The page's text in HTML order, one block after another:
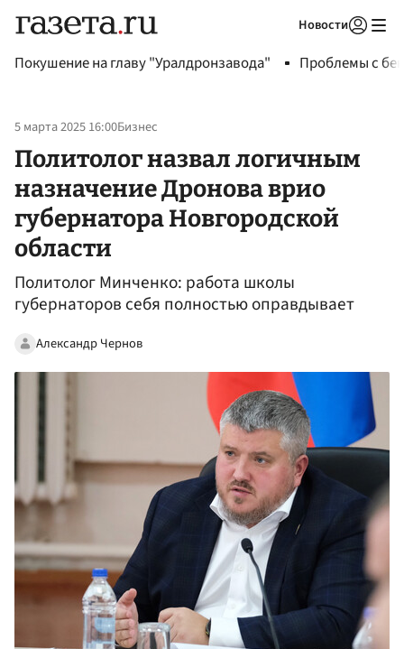
Новости
Покушение на главу "Уралдронзавода" Проблемы с
5 марта 2025 16:00Бизнес
Политолог назвал логичным
назначение Дронова врио
губернатора Новгородской
области
Политолог Минченко: работа школы
губернаторов себя полностью оправдывает
Александр Чернов